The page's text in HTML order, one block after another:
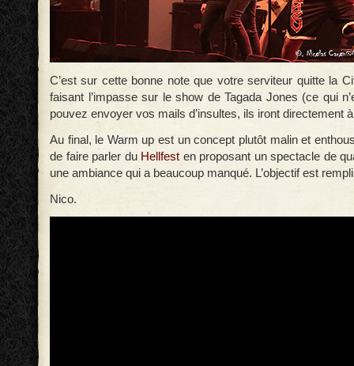
C’est sur cette bonne note que votre serviteur quitte la
faisant l’impasse sur le show de Tagada Jones (ce qui
pouvez envoyer vos mails d’insultes, ils iront directement
Au final, le Warm up est un concept plutôt malin et
de faire parler du Hellfest en proposant un spectacle de
une ambiance qui a beaucoup manqué. L’objectif est
Nico.